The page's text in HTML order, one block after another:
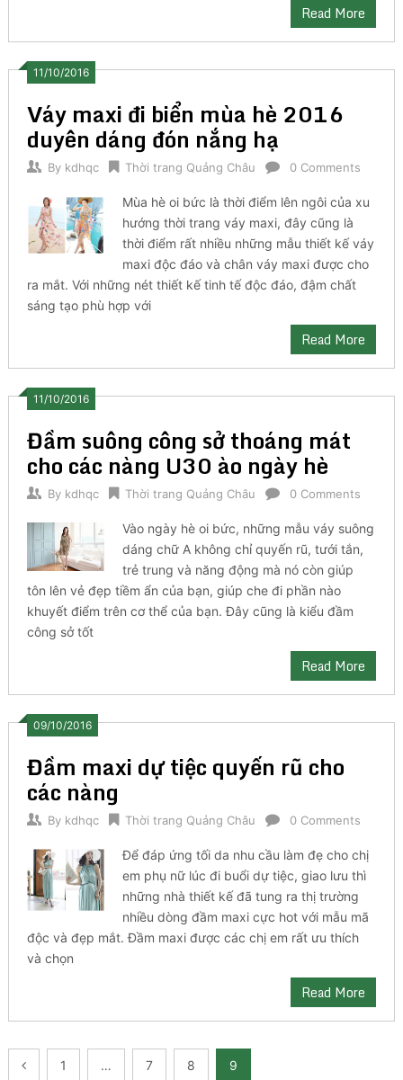
Read More
11/10/2016
Váy maxi đi biển mùa hè 2016
duyên dáng đón nắng hạ
By kdhqc Thời trang Quảng Châu 0 Comments
Mùa hè oi bức là thời điểm lên ngôi của xu
hướng thời trang váy maxi, đây cũng là
thời điểm rất nhiều những mẫu thiết kế váy
maxi độc đáo và chân váy maxi được cho
ra mắt. Với những nét thiết kế tinh tế độc đáo, đậm chất
sáng tạo phù hợp với
Read More
11/10/2016
Đầm suông công sở thoáng mát
cho các nàng U30 ào ngày hè
By kdhqc Thời trang Quảng Châu 0 Comments
Vào ngày hè oi bức, những mẫu váy suông
dáng chữ A không chỉ quyến rũ, tưới tắn,
trẻ trung và năng động mà nó còn giúp
tôn lên vẻ đẹp tiềm ẩn của bạn, giúp che đi phần nào
khuyết điểm trên cơ thể của bạn. Đây cũng là kiểu đầm
công sở tốt
Read More
09/10/2016
Đầm maxi dự tiệc quyến rũ cho
các nàng
By kdhqc Thời trang Quảng Châu 0 Comments
Để đáp ứng tối da nhu cầu làm đẹ cho chị
em phụ nữ lúc đi buổi dự tiệc, giao lưu thì
những nhà thiết kế đã tung ra thị trường
nhiều dòng đầm maxi cực hot với mẫu mã
độc và đẹp mắt. Đầm maxi được các chị em rất ưu thích
và chọn
Read More
Posts1 … 7 8 9